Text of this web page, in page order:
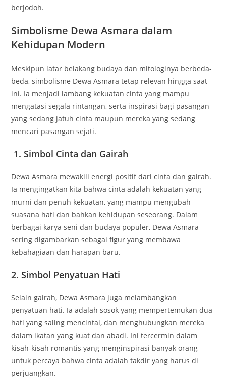
berjodoh.
Simbolisme Dewa Asmara dalam
Kehidupan Modern
Meskipun latar belakang budaya dan mitologinya berbeda-
beda, simbolisme Dewa Asmara tetap relevan hingga saat
ini. Ia menjadi lambang kekuatan cinta yang mampu
mengatasi segala rintangan, serta inspirasi bagi pasangan
yang sedang jatuh cinta maupun mereka yang sedang
mencari pasangan sejati.
1. Simbol Cinta dan Gairah
Dewa Asmara mewakili energi positif dari cinta dan gairah.
Ia mengingatkan kita bahwa cinta adalah kekuatan yang
murni dan penuh kekuatan, yang mampu mengubah
suasana hati dan bahkan kehidupan seseorang. Dalam
berbagai karya seni dan budaya populer, Dewa Asmara
sering digambarkan sebagai figur yang membawa
kebahagiaan dan harapan baru.
2. Simbol Penyatuan Hati
Selain gairah, Dewa Asmara juga melambangkan
penyatuan hati. Ia adalah sosok yang mempertemukan dua
hati yang saling mencintai, dan menghubungkan mereka
dalam ikatan yang kuat dan abadi. Ini tercermin dalam
kisah-kisah romantis yang menginspirasi banyak orang
untuk percaya bahwa cinta adalah takdir yang harus di
perjuangkan.